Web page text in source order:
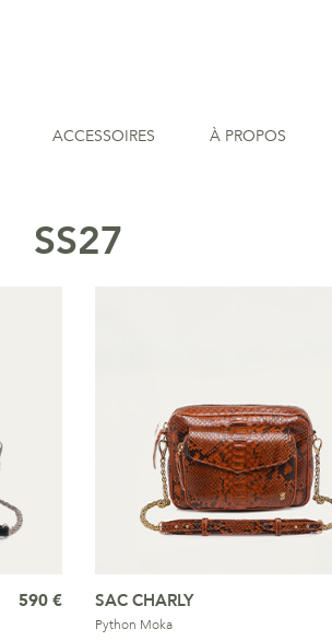
ACCESSOIRES À PROPOS
SS27
590 € SAC CHARLY
Python Moka